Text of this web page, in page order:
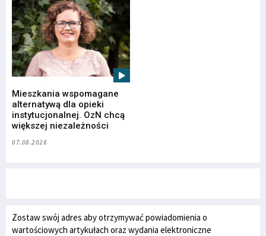
Mieszkania wspomagane
alternatywą dla opieki
instytucjonalnej. OzN chcą
większej niezależności
07.08.2026
Zostaw swój adres aby otrzymywać powiadomienia o
wartościowych artykułach oraz wydania elektroniczne